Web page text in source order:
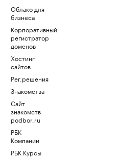
Облако для
бизнеса
Корпоративный
регистратор
доменов
Хостинг
сайтов
Рег.решения
Знакомства
Сайт
знакомств
podbor.ru
РБК
Компании
РБК Курсы